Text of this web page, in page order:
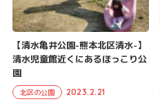
【清水亀井公園-熊本北区清水-】
清水児童館近くにあるほっこり公
園
北区の公園 2023.2.21